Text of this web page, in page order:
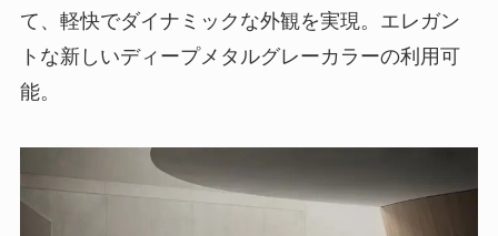
て、軽快でダイナミックな外観を実現。エレガン
トな新しいディープメタルグレーカラーの利用可
能。